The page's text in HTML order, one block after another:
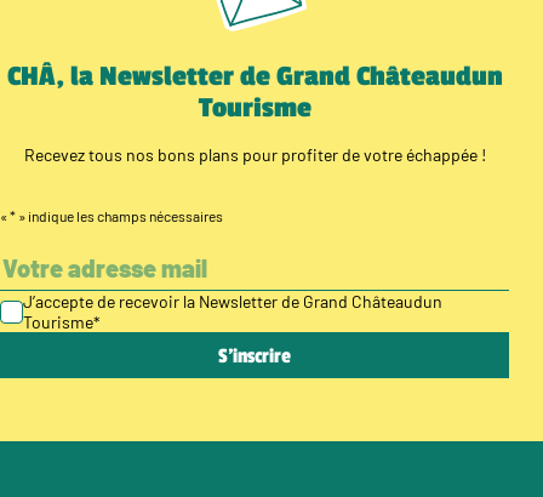
CHÂ, la Newsletter de Grand Châteaudun
Tourisme
Recevez tous nos bons plans pour profiter de votre échappée !
« * » indique les champs nécessaires
J’accepte de recevoir la Newsletter de Grand Châteaudun
Tourisme*